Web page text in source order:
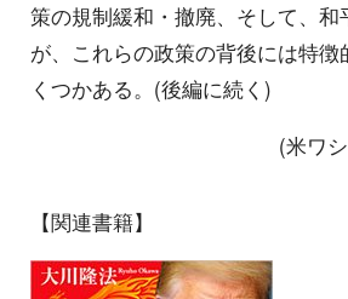
策の規制緩和・撤廃、そして、和
が、これらの政策の背後には特徴
くつかある。(後編に続く)
(米ワ
【関連書籍】